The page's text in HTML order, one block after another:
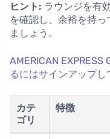
ヒント: ラウンジを有
を確認し、余裕を持
ましょう。
AMERICAN EXPRESS
るにはサインアップし
カテ
ゴリ
特徴